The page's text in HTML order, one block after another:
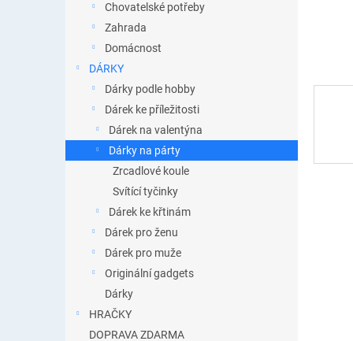
Chovatelské potřeby
Zahrada
Domácnost
DÁRKY
Dárky podle hobby
Dárek ke příležitosti
Dárek na valentýna
Dárky na párty
Zrcadlové koule
Svítící tyčinky
Dárek ke křtinám
Dárek pro ženu
Dárek pro muže
Originální gadgets
Dárky
HRAČKY
DOPRAVA ZDARMA